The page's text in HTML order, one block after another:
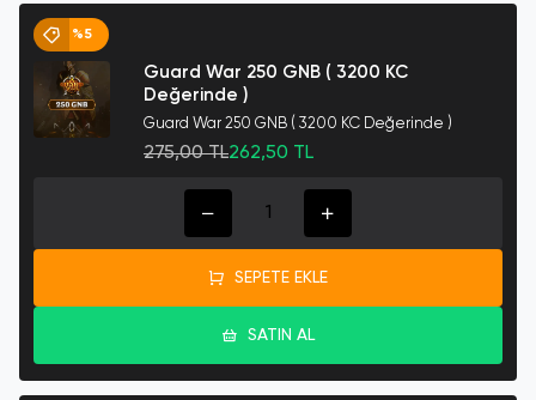
%5
Guard War 250 GNB ( 3200 KC
Değerinde )
Guard War 250 GNB ( 3200 KC Değerinde )
275,00 TL262,50 TL
SEPETE EKLE
SATIN AL